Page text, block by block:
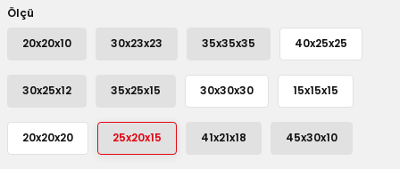
Kutular
ve Koliler
Ölçü
20x20x10 30x23x23 35x35x35 40x25x25
30x25x12 35x25x15 30x30x30 15x15x15
20x20x20 25x20x15 41x21x18 45x30x10